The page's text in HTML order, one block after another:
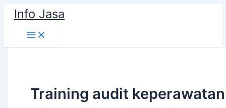
Skip
content
Info Jasa
Training audit keperawatan